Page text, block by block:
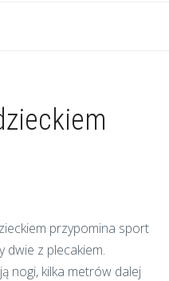
przypomina sport
dwie z plecakiem.
nogi, kilka metrów dalej